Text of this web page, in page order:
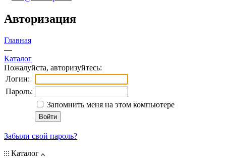
Авторизация
Главная
—
Каталог
Пожалуйста, авторизуйтесь:
Логин:
Пароль:
Запомнить меня на этом компьютере
Забыли свой пароль?
Каталог